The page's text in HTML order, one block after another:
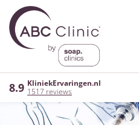
8.9 KliniekErvaringen.nl
1517 reviews